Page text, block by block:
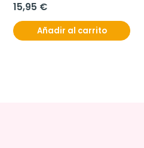
15,95 €
Añadir al carrito